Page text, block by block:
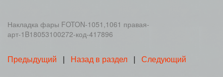
Накладка фары FOTON-1051,1061 правая-
арт-1B18053100272-код-417896
Предыдущий | Назад в раздел | Следующий